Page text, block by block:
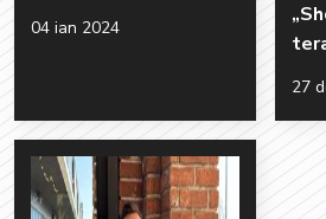
04 ian 2024
27